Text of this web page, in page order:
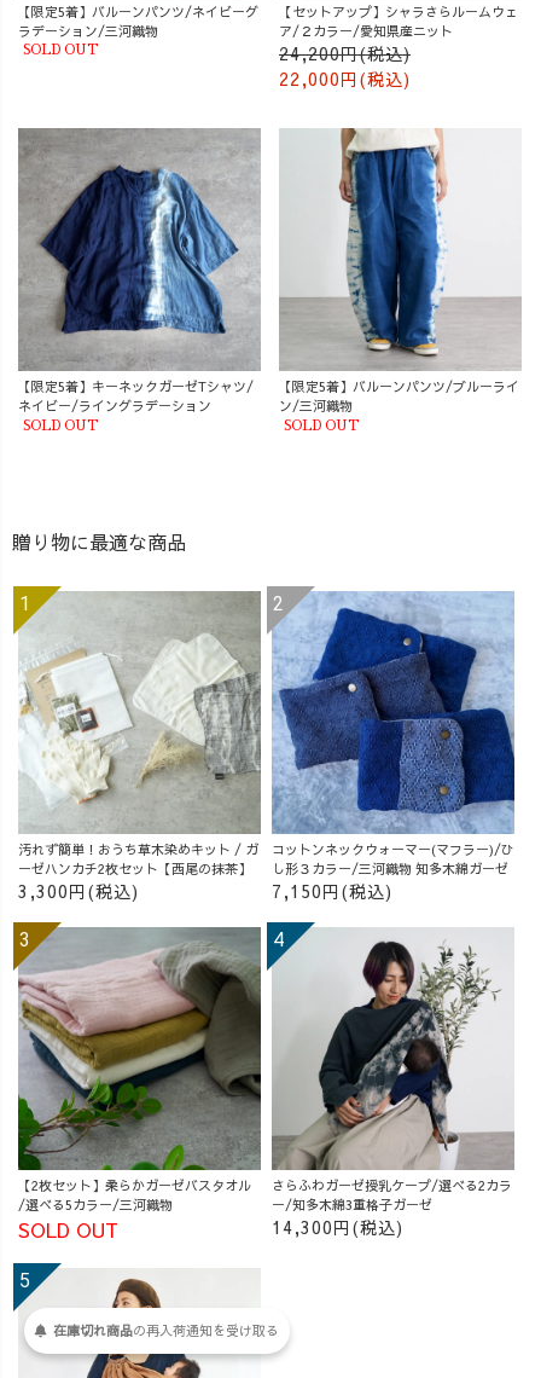
【限定5着】バルーンパンツ/ネイビーグ
ラデーション/三河織物
SOLD OUT
【セットアップ】シャラさらルームウェ
ア/２カラー/愛知県産ニット
24,200円(税込)
22,000円(税込)
【限定5着】キーネックガーゼTシャツ/
ネイビー/ライングラデーション
SOLD OUT
【限定5着】バルーンパンツ/ブルーライ
ン/三河織物
SOLD OUT
贈り物に最適な商品
汚れず簡単！おうち草木染めキット / ガ
ーゼハンカチ2枚セット【西尾の抹茶】
3,300円(税込)
コットンネックウォーマー(マフラー)/ひ
し形３カラー/三河織物 知多木綿ガーゼ
7,150円(税込)
【2枚セット】柔らかガーゼバスタオル
/選べる5カラー/三河織物
SOLD OUT
さらふわガーゼ授乳ケープ/選べる2カラ
ー/知多木綿3重格子ガーゼ
14,300円(税込)
在庫切れ商品の再入荷通知を受け取る